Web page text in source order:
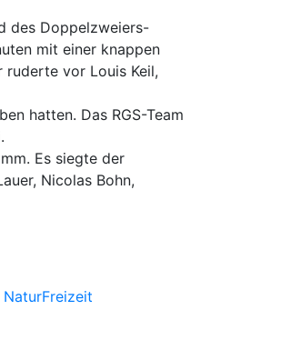
des Doppelzweiers-
mit einer knappen
ruderte vor Louis Keil,
hatten. Das RGS-Team
Es siegte der
Nicolas Bohn,
NaturFreizeit